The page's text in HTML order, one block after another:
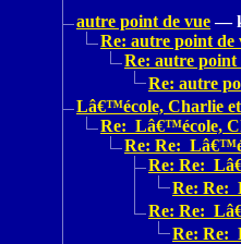
autre point de vue —
Re: autre point de
Re: autre point
Re: autre
Lâ€™école, Charlie et
Re: Lâ€™école,
Re: Re:
Re: Re:
Re: Re:
Re: Re:
Re: Re: